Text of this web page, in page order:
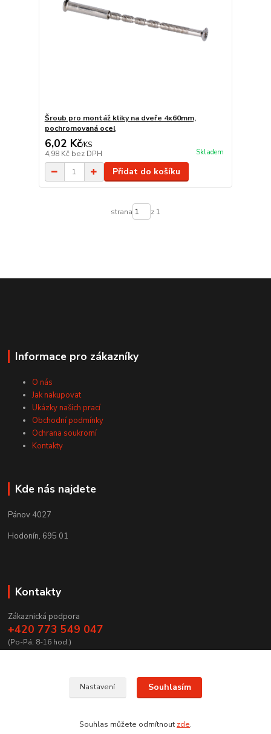
Šroub pro montáž kliky na dveře 4x60mm,
pochromovaná ocel
6,02 Kč/KS
4,98 Kč bez DPH Skladem
Přidat do košíku
strana z 1
Informace pro zákazníky
O nás
Jak nakupovat
Ukázky našich prací
Obchodní podmínky
Ochrana soukromí
Kontakty
Kde nás najdete
Pánov 4027
Hodonín, 695 01
Kontakty
Zákaznická podpora
+420 773 549 047
(Po-Pá, 8-16 hod.)
Nastavení Souhlasím
Souhlas můžete odmítnout zde.